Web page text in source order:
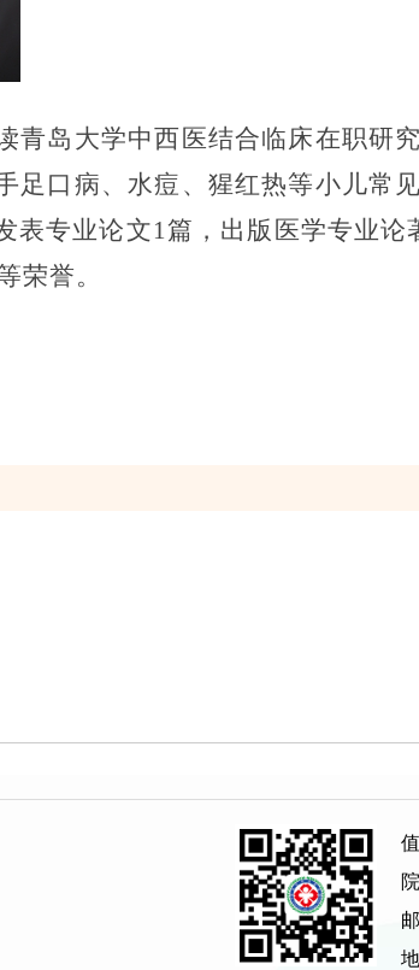
青岛大学中西医结合临床在职研
足口病、水痘、猩红热等小儿常
表专业论文1篇，出版医学专业论
荣誉。